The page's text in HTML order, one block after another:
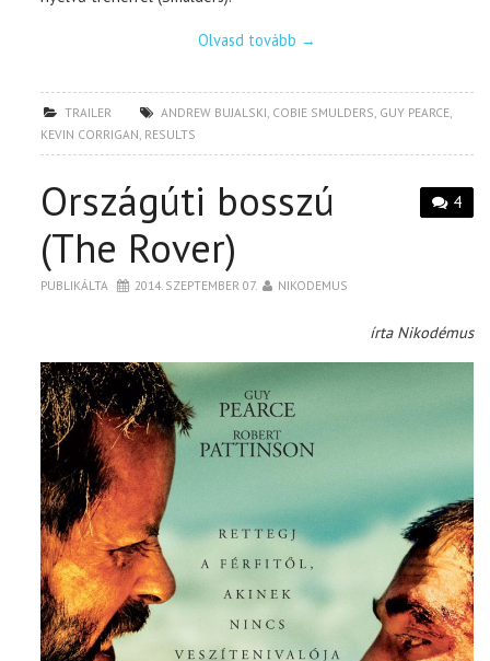
Olvasd tovább →
TRAILER ANDREW BUJALSKI, COBIE SMULDERS, GUY PEARCE,
KEVIN CORRIGAN, RESULTS
4
Országúti bosszú
(The Rover)
PUBLIKÁLTA 2014. SZEPTEMBER 07. NIKODEMUS
írta Nikodémus